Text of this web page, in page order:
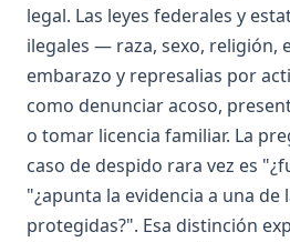
legal. Las leyes federales y
ilegales — raza, sexo, religión,
embarazo y represalias por
como denunciar acoso,
o tomar licencia familiar. La
caso de despido rara vez es
"¿apunta la evidencia a una de
protegidas?". Esa distinción